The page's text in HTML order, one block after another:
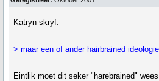
Katryn skryf:
> maar een of ander hairbrained
Eintlik moet dit seker "harebrained"